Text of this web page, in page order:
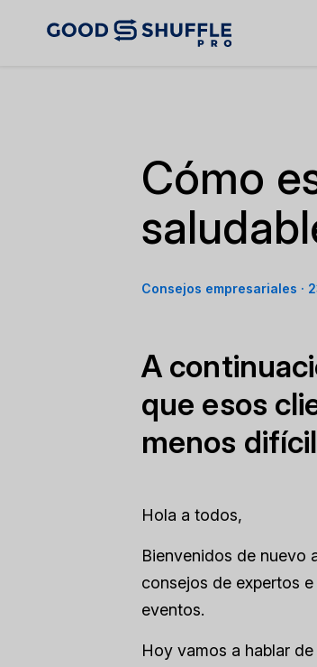
Cómo
Consejos empresariales ·
A
que esos
menos
Hola a todos,
Bienvenidos de nuevo
consejos de expertos
eventos.
Hoy vamos a hablar